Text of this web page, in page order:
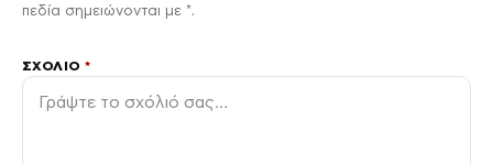
πεδία σημειώνονται με *.
ΣΧΌΛΙΟ*